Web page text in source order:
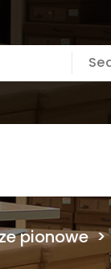
pionowe>